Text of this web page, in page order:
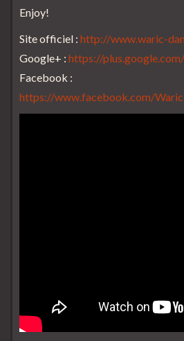
Enjoy!
Site officiel : http://www.waric-
Google+ : https://
Facebook :
https://www.facebook.com/